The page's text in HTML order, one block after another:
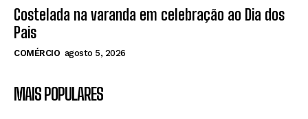
Costelada na varanda em celebração ao Dia dos
Pais
COMÉRCIO agosto 5, 2026
MAIS POPULARES